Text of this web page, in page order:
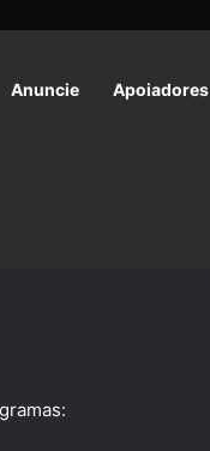
Anuncie Apoiadores